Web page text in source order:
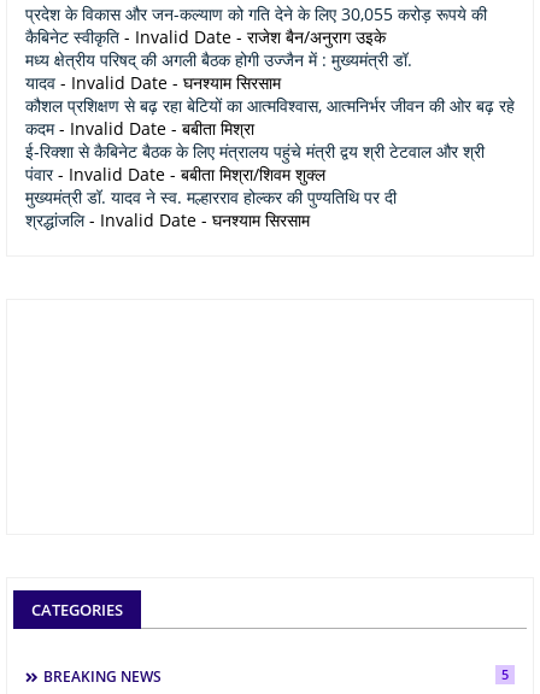
प्रदेश के विकास और जन-कल्याण को गति देने के लिए 30,055 करोड़ रूपये की
कैबिनेट स्वीकृति - Invalid Date - राजेश बैन/अनुराग उइके
मध्य क्षेत्रीय परिषद् की अगली बैठक होगी उज्जैन में : मुख्यमंत्री डॉ.
यादव - Invalid Date - घनश्याम सिरसाम
कौशल प्रशिक्षण से बढ़ रहा बेटियों का आत्मविश्वास, आत्मनिर्भर जीवन की ओर बढ़ रहे
कदम- Invalid Date - बबीता मिश्रा
ई-रिक्शा से कैबिनेट बैठक के लिए मंत्रालय पहुंचे मंत्री द्वय श्री टेटवाल और श्री
पंवार- Invalid Date - बबीता मिश्रा/शिवम शुक्ल
मुख्यमंत्री डॉ. यादव ने स्व. मल्हारराव होल्कर की पुण्यतिथि पर दी
श्रद्धांजलि- Invalid Date - घनश्याम सिरसाम
CATEGORIES
BREAKING NEWS 5